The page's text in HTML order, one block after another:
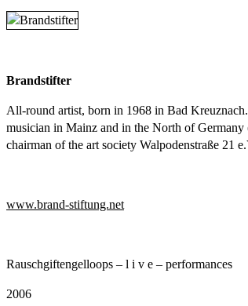
Brandstifter
All-round artist, born in 1968 in Bad
musician in Mainz and in the North of
chairman of the art society Walpodenstraße 21
www.brand-stiftung.net
Rauschgiftengelloops – l i v e – performances
2006